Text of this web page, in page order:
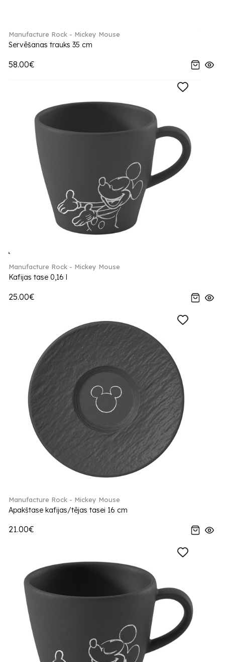
Manufacture Rock - Mickey Mouse
Servēšanas trauks 35 cm
58.00€
Manufacture Rock - Mickey Mouse
Kafijas tase 0,16 l
25.00€
Manufacture Rock - Mickey Mouse
Apakštase kafijas/tējas tasei 16 cm
21.00€